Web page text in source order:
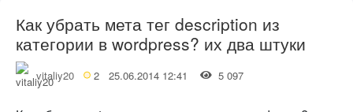
Как убрать мета тег description из
категории в wordpress? их два штуки
vitaliy20 2 25.06.2014 12:41 5 097